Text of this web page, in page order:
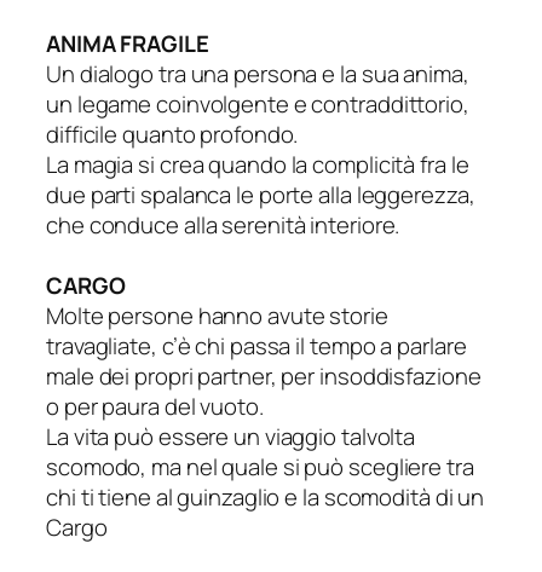
ANIMA FRAGILE
Un dialogo tra una persona e la sua anima,
un legame coinvolgente e contraddittorio,
difficile quanto profondo.
La magia si crea quando la complicità fra le
due parti spalanca le porte alla leggerezza,
che conduce alla serenità interiore.
CARGO
Molte persone hanno avute storie
travagliate, c’è chi passa il tempo a parlare
male dei propri partner, per insoddisfazione
o per paura del vuoto.
La vita può essere un viaggio talvolta
scomodo, ma nel quale si può scegliere tra
chi ti tiene al guinzaglio e la scomodità di un
Cargo